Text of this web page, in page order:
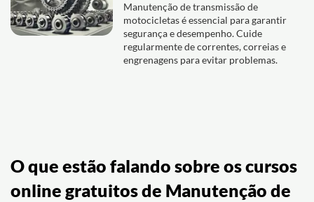
Manutenção de transmissão de
motocicletas é essencial para garantir
segurança e desempenho. Cuide
regularmente de correntes, correias e
engrenagens para evitar problemas.
O que estão falando sobre os cursos
online gratuitos de Manutenção de